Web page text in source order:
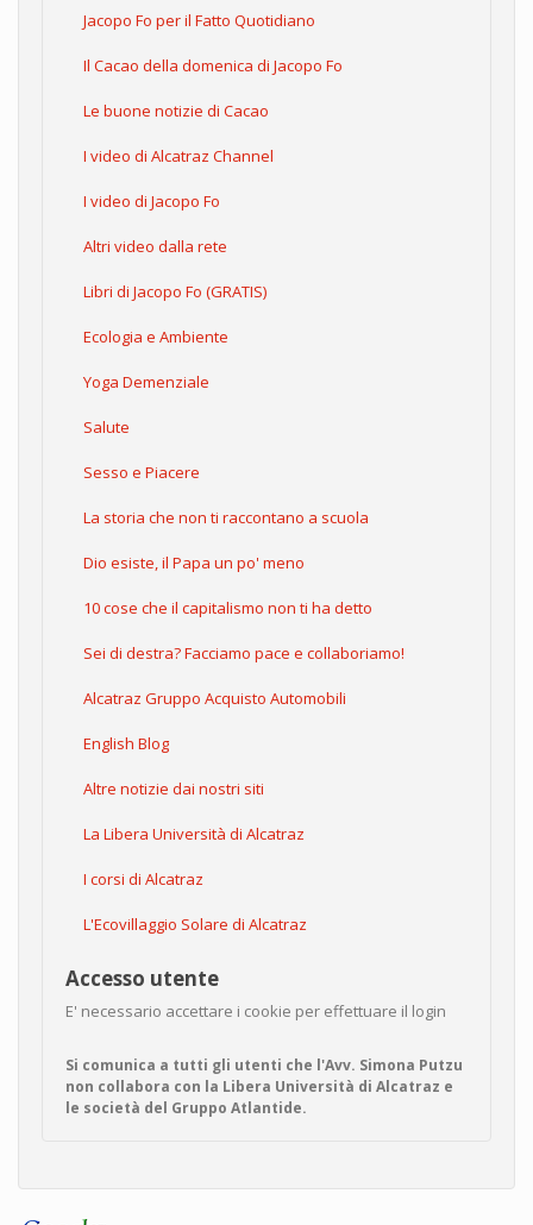
Jacopo Fo per il Fatto Quotidiano
Il Cacao della domenica di Jacopo Fo
Le buone notizie di Cacao
I video di Alcatraz Channel
I video di Jacopo Fo
Altri video dalla rete
Libri di Jacopo Fo (GRATIS)
Ecologia e Ambiente
Yoga Demenziale
Salute
Sesso e Piacere
La storia che non ti raccontano a scuola
Dio esiste, il Papa un po' meno
10 cose che il capitalismo non ti ha detto
Sei di destra? Facciamo pace e collaboriamo!
Alcatraz Gruppo Acquisto Automobili
English Blog
Altre notizie dai nostri siti
La Libera Università di Alcatraz
I corsi di Alcatraz
L'Ecovillaggio Solare di Alcatraz
Accesso utente
E' necessario accettare i cookie per effettuare il login
Si comunica a tutti gli utenti che l'Avv. Simona Putzu
non collabora con la Libera Università di Alcatraz e
le società del Gruppo Atlantide.